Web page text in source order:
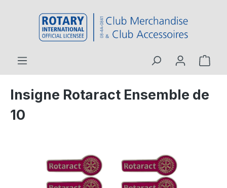
Insigne Rotaract Ensemble de
10